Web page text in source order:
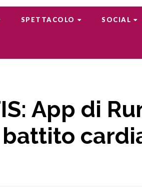
SPETTACOLO SOCIAL
App di